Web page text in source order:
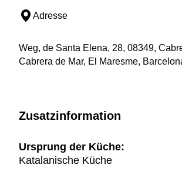
Adresse
Weg, de Santa Elena, 28, 08349,
Cabrera de Mar, El Maresme,
Zusatzinformation
Ursprung der Küche:
Katalanische Küche